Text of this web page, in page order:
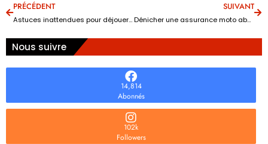
PRÉCÉDENT
Astuces inattendues pour déjouer les pièges lors de l’achat de votre prochaine voiture
SUIVANT
Dénicher une assurance moto abordable : secrets des experts auto enfin révélés
Nous suivre
14,814
Abonnés
102k
Followers